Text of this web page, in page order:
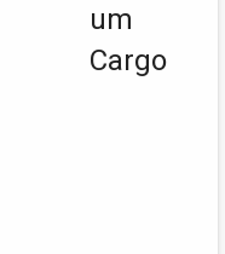
um
Cargo